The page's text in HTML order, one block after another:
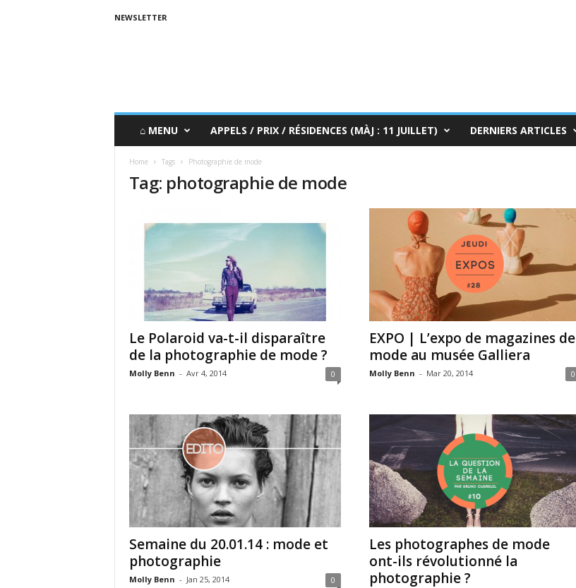
NEWSLETTER
⌂ MENU APPELS / PRIX / RÉSIDENCES (MÀJ : 11 JUILLET) DERNIERS ARTICLES
Home Tags Photographie de mode
Tag: photographie de mode
Le Polaroid va-t-il disparaître
de la photographie de mode ?
Molly Benn - Avr 4, 2014 0
EXPO | L’expo de magazines de
mode au musée Galliera
Molly Benn - Mar 20, 2014 0
Semaine du 20.01.14 : mode et
photographie
Molly Benn - Jan 25, 2014 0
Les photographes de mode
ont-ils révolutionné la
photographie ?